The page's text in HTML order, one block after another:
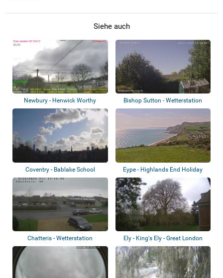
Siehe auch
Newbury - Henwick Worthy
Sports Ground
Bishop Sutton - Wetterstation
Coventry - Bablake School
Eype - Highlands End Holiday
Park
Chatteris - Wetterstation
Ely - King's Ely - Great London
Plain Tr...